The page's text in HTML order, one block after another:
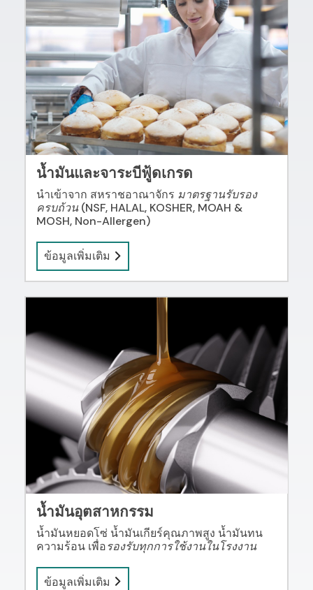
น้ำมันและจาระบีฟู้ดเกรด
นำเข้าจาก สหราชอาณาจักร มาตรฐานรับรอง
ครบถ้วน (NSF, HALAL, KOSHER, MOAH &
MOSH, Non-Allergen)
ข้อมูลเพิ่มเติม
น้ำมันอุตสาหกรรม
น้ำมันหยอดโซ่ น้ำมันเกียร์คุณภาพสูง น้ำมันทน
ความร้อน เพื่อรองรับทุกการใช้งานในโรงงาน
ข้อมูลเพิ่มเติม